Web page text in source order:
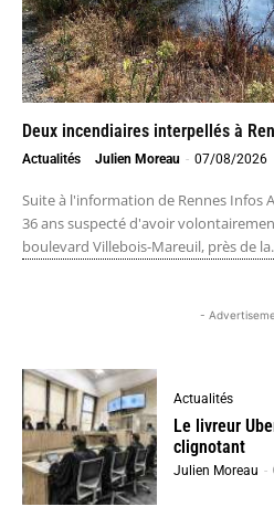
Deux incendiaires interpellés à
Actualités Julien Moreau - 07/08/2026
Suite à l'information de Rennes Infos
36 ans suspecté d'avoir
boulevard Villebois-Mareuil, près de
-
Actualités
Le livreur
clignotant
Julien Moreau -